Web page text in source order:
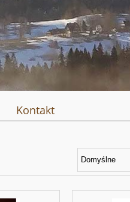
Kontakt